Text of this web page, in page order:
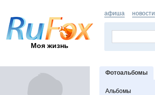
Моя жизнь
афиша новости
Фотоальбомы
Альбомы